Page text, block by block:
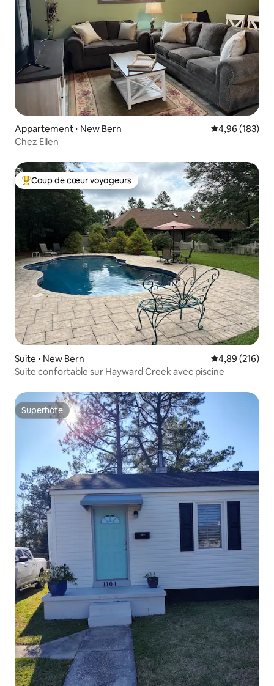
Appartement ⋅ New Bern Évaluation
4,96 (183)
Chez Ellen
Coups de cœur voyageurs les plus appréciés
Coup de cœur voyageurs
Suite ⋅ New Bern Évaluation
4,89 (216)
Suite confortable sur Hayward Creek avec piscine
Superhôte
Superhôte